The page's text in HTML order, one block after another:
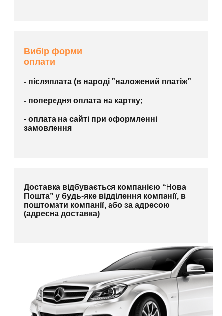
Вибір форми
оплати
- післяплата (в народі ”наложений платіж”
- попередня оплата на картку;
- оплата на сайті при оформленні
замовлення
Доставка відбувається компанією “Нова
Пошта” у будь-яке відділення компанії, в
поштомати компанії, або за адресою
(адресна доставка)